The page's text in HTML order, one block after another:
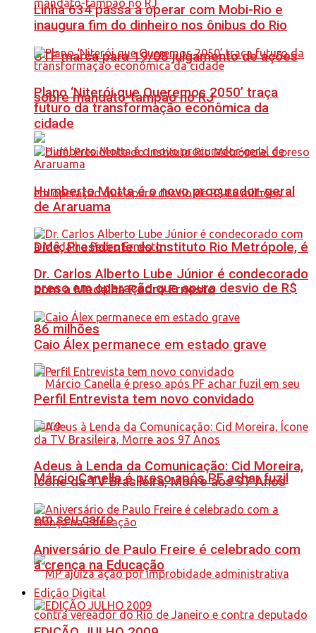
STF marca para 19/08 julgamento de ações
sobre mandato-tampão no RJ
Didê, Presidente do Instituto Rio Metrópole, é
preso em operação que apura desvio de R$
86 milhões
Márcio Canella é preso após PF achar fuzil
em seu carro
Linha 634 passa a operar com Mobi-Rio e
inaugura fim do dinheiro nos ônibus do Rio
Plano ‘Niterói que Queremos 2050’ traça
futuro da transformação econômica da
cidade
Humberto Motta é o novo procurador-geral
de Araruama
Dr. Carlos Alberto Lube Júnior é condecorado
com a Medalha Pedro Ernesto
Caio Álex permanece em estado grave
Perfil Entrevista tem novo convidado
Adeus à Lenda da Comunicação: Cid Moreira,
Ícone da TV Brasileira, Morre aos 97 Anos
Aniversário de Paulo Freire é celebrado com
a crença na Educação
Edição Digital